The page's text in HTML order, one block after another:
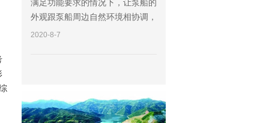
满足功能要求的情况下，让泵船的
外观跟泵船周边自然环境相协调，
我们重点从泵船的外观结构及涂装
2020-8-7